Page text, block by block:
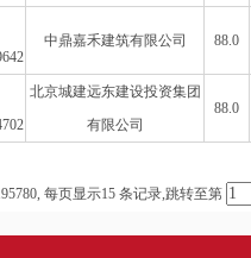
中鼎嘉禾建筑有限公司 88.0
北京城建远东建设投资集团
有限公司
88.0
每页显示15 条记录,跳转至第